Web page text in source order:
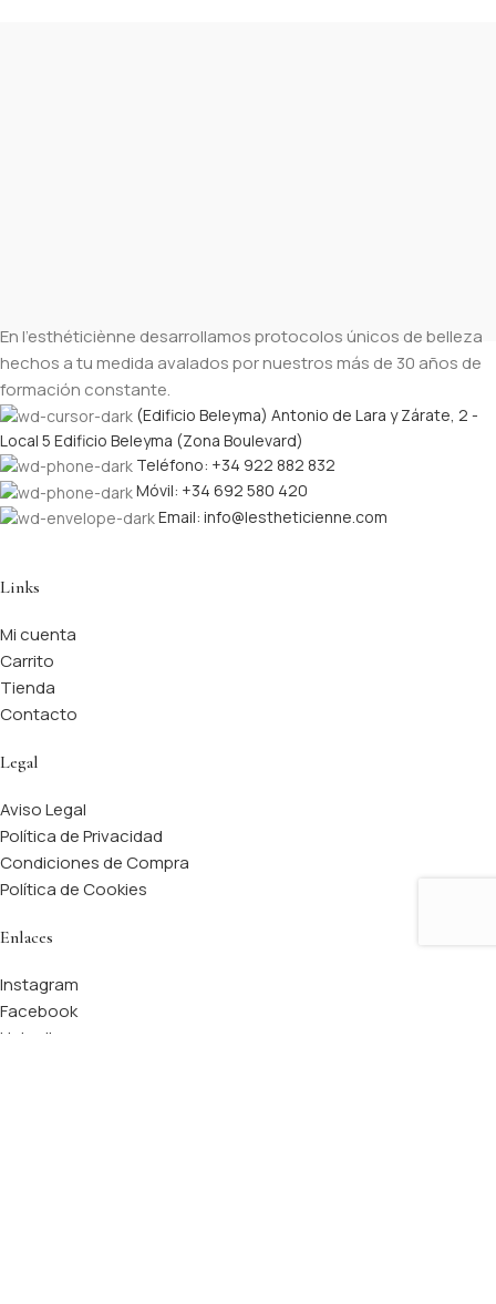
En l’esthéticiènne desarrollamos protocolos únicos de belleza
hechos a tu medida avalados por nuestros más de 30 años de
formación constante.
(Edificio Beleyma) Antonio de Lara y Zárate, 2 -
Local 5 Edificio Beleyma (Zona Boulevard)
Teléfono: +34 922 882 832
Móvil: +34 692 580 420
Email: info@lestheticienne.com
Links
Mi cuenta
Carrito
Tienda
Contacto
Legal
Aviso Legal
Política de Privacidad
Condiciones de Compra
Política de Cookies
Enlaces
Instagram
Facebook
Linkedin